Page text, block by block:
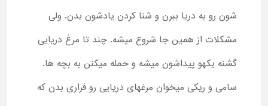
شون رو به دریا ببرن و شنا کردن یادشون بدن. ولی
مشکلات از همین جا شروع میشه. چند تا مرغ دریایی
گشنه یکهو پیداشون میشه و حمله میکنن به بچه ها.
سامی و ریکی میخوان مرغهای دریایی رو فراری بدن که